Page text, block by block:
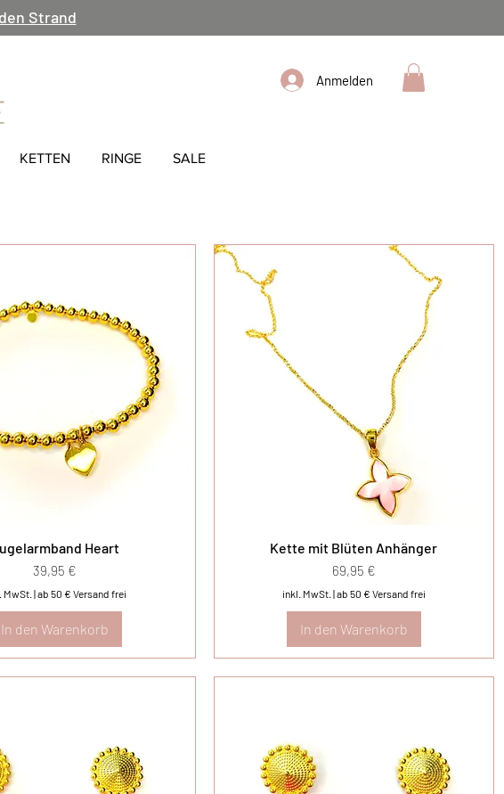
Strand
Anmelden
KETTEN RINGE SALE
Heart
Preis
39,95 €
MwSt. |ab 50 € Versand frei
In den Warenkorb
Kette mit Blüten Anhänger
Preis
69,95 €
inkl. MwSt. |ab 50 € Versand frei
In den Warenkorb